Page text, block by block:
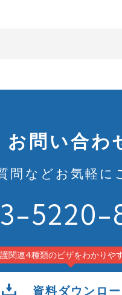
お問い合わ
問などお気軽に
5220-
関連4種類のビザをわかりや
資料ダウンロ